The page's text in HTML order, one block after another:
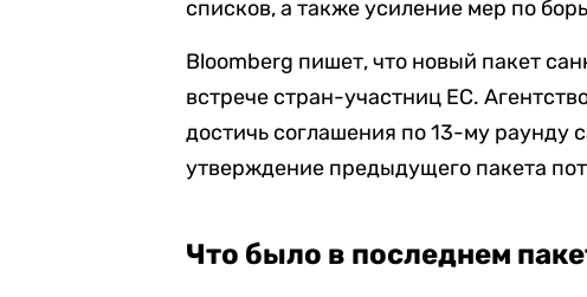
списков, а также усиление мер по
Bloomberg пишет, что новый пакет
встрече стран-участниц ЕС.
достичь соглашения по 13-му раунду
утверждение предыдущего пакета
Что было в последнем